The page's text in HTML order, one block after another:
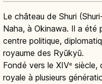
Le château de Shuri
Naha, à Okinawa. Il a été
centre politique,
royaume des Ryūkyū.
Fondé vers le XIVᵉ
royale à plusieurs